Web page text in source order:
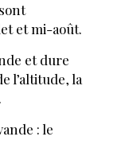
et mi-août.
et dure
l’altitude, la
: le